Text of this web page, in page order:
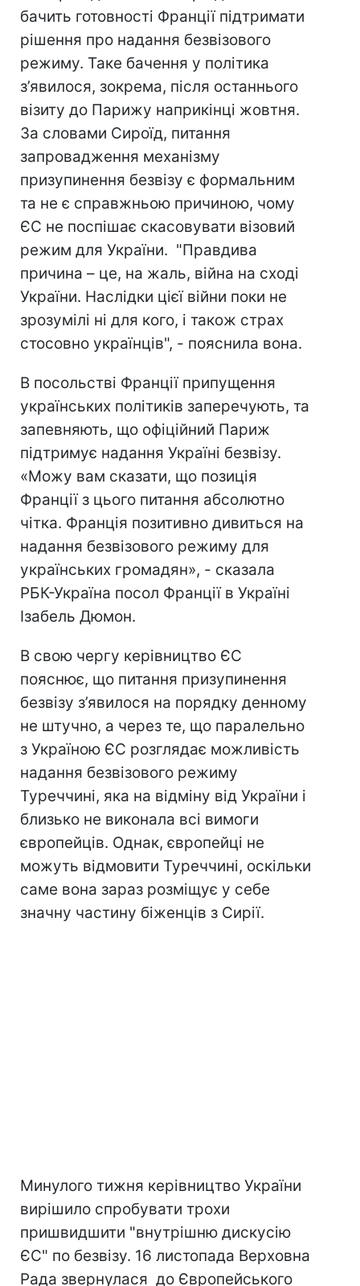
бачить готовності Франції підтримати
рішення про надання безвізового
режиму. Таке бачення у політика
з’явилося, зокрема, після останнього
візиту до Парижу наприкінці жовтня.
За словами Сироїд, питання
запровадження механізму
призупинення безвізу є формальним
та не є справжньою причиною, чому
ЄС не поспішає скасовувати візовий
режим для України. "Правдива
причина – це, на жаль, війна на сході
України. Наслідки цієї війни поки не
зрозумілі ні для кого, і також страх
стосовно українців", - пояснила вона.
В посольстві Франції припущення
українських політиків заперечують, та
запевняють, що офіційний Париж
підтримує надання Україні безвізу.
«Можу вам сказати, що позиція
Франції з цього питання абсолютно
чітка. Франція позитивно дивиться на
надання безвізового режиму для
українських громадян», - сказала
РБК-Україна посол Франції в Україні
Ізабель Дюмон.
В свою чергу керівництво ЄС
пояснює, що питання призупинення
безвізу з’явилося на порядку денному
не штучно, а через те, що паралельно
з Україною ЄС розглядає можливість
надання безвізового режиму
Туреччині, яка на відміну від України і
близько не виконала всі вимоги
європейців. Однак, європейці не
можуть відмовити Туреччині, оскільки
саме вона зараз розміщує у себе
значну частину біженців з Сирії.
Минулого тижня керівництво України
вирішило спробувати трохи
пришвидшити "внутрішню дискусію
ЄС" по безвізу. 16 листопада Верховна
Рада звернулася до Європейського